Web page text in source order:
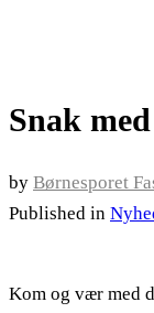
Snak
by Børnesporet
Published in
Kom og vær med